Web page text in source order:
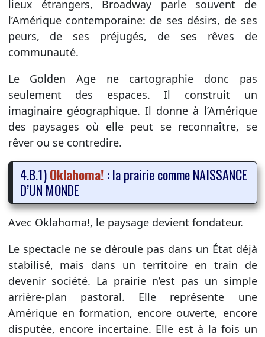
lieux étrangers, Broadway parle souvent de
l’Amérique contemporaine: de ses désirs, de ses
peurs, de ses préjugés, de ses rêves de
communauté.
Le Golden Age ne cartographie donc pas
seulement des espaces. Il construit un
imaginaire géographique. Il donne à l’Amérique
des paysages où elle peut se reconnaître, se
rêver ou se contredire.
4.B.1)Oklahoma! : la prairie comme NAISSANCE
D’UN MONDE
Avec Oklahoma!, le paysage devient fondateur.
Le spectacle ne se déroule pas dans un État déjà
stabilisé, mais dans un territoire en train de
devenir société. La prairie n’est pas un simple
arrière-plan pastoral. Elle représente une
Amérique en formation, encore ouverte, encore
disputée, encore incertaine. Elle est à la fois un